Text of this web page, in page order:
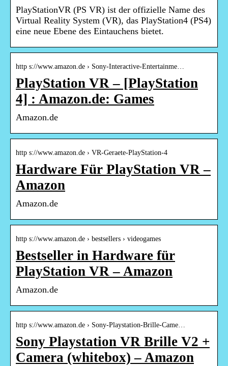
PlayStationVR (PS VR) ist der offizielle Name des
Virtual Reality System (VR), das PlayStation4 (PS4)
eine neue Ebene des Eintauchens bietet.
http s://www.amazon.de › Sony-Interactive-Entertainme…
PlayStation VR – [PlayStation
4] : Amazon.de: Games
Amazon.de
http s://www.amazon.de › VR-Geraete-PlayStation-4
Hardware Für PlayStation VR –
Amazon
Amazon.de
http s://www.amazon.de › bestsellers › videogames
Bestseller in Hardware für
PlayStation VR – Amazon
Amazon.de
http s://www.amazon.de › Sony-Playstation-Brille-Came…
Sony Playstation VR Brille V2 +
Camera (whitebox) – Amazon